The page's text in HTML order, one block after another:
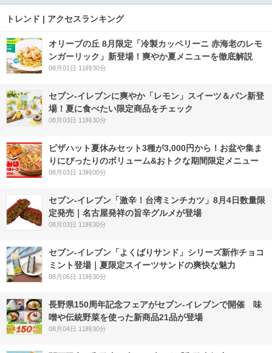
トレンド | アクセスランキング
オリーブの丘 8月限定「冷製カッペリーニ 赤海老のレモ
ンガーリック」新登場！爽やか夏メニューを徹底解説
08月01日 11時30分
セブン‐イレブンに爽やか「レモン」スイーツ＆パン新登
場！夏に食べたい限定商品をチェック
08月03日 11時30分
ピザハット夏休みセット3種が3,000円から！お盆や集ま
りにぴったりのボリューム&おトクな期間限定メニュー
08月03日 13時00分
セブン-イレブン「激辛！台湾ミンチカツ」8月4日数量限
定発売｜名古屋発祥の旨辛グルメが登場
08月03日 11時30分
セブン‐イレブン「よくばりサンド」シリーズ新作チョコ
ミント登場｜夏限定スイーツサンドの爽快な魅力
08月06日 11時30分
長野県150周年記念フェアがセブン-イレブンで開催 味
噌や伝統野菜を使った新商品21品が登場
08月04日 11時30分